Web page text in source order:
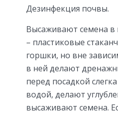
Дезинфекция почвы.
Высаживают семена в
– пластиковые
горшки, но вне
в ней делают
перед посадкой
водой, делают
высаживают семена.